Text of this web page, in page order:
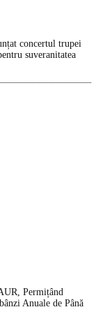
concertul trupei
suveranitatea
Permițând
Anuale de Până